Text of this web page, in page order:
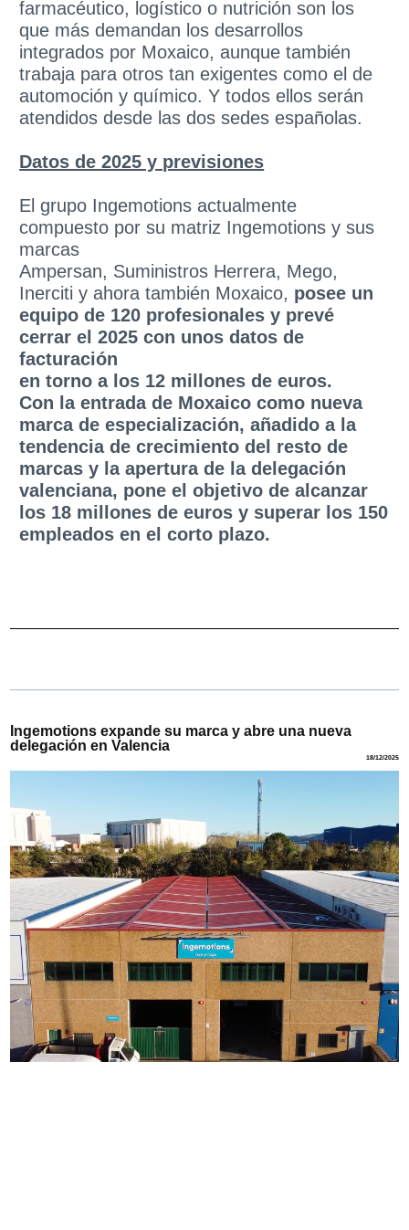
farmacéutico, logístico o nutrición son los
que más demandan los desarrollos
integrados por Moxaico, aunque también
trabaja para otros tan exigentes como el de
automoción y químico. Y todos ellos serán
atendidos desde las dos sedes españolas.
Datos de 2025 y previsiones
El grupo Ingemotions actualmente
compuesto por su matriz Ingemotions y sus
marcas
Ampersan, Suministros Herrera, Mego,
Inerciti y ahora también Moxaico, posee un
equipo de 120 profesionales y prevé
cerrar el 2025 con unos datos de
facturación
en torno a los 12 millones de euros.
Con la entrada de Moxaico como nueva
marca de especialización, añadido a la
tendencia de crecimiento del resto de
marcas y la apertura de la delegación
valenciana, pone el objetivo de alcanzar
los 18 millones de euros y superar los 150
empleados en el corto plazo.
Ingemotions expande su marca y abre una nueva
delegación en Valencia
18/12/2025